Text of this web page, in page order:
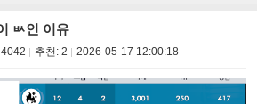
ㅄ인 이유
4042 추천: 2 2026-05-17 12:00:18